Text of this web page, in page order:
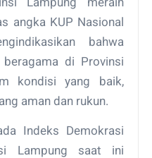
angka KUP Nasional
bahwa
di Provinsi
kondisi yang baik,
aman dan rukun.
Indeks Demokrasi
Lampung saat ini